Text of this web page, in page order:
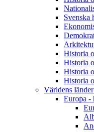
Svenska
Historia
Historia
Historia
Historia
Världens
Europa -